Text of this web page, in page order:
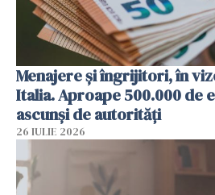
Menajere și îngrijitori, în
Italia. Aproape 500.000 de
ascunși de autorități
26 IULIE 2026